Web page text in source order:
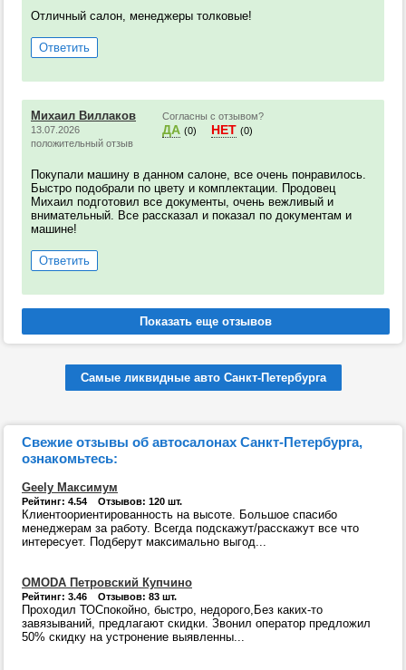
Отличный салон, менеджеры толковые!
Ответить
Михаил Виллаков
13.07.2026
положительный отзыв
Согласны с отзывом?
ДА (0) НЕТ (0)
Покупали машину в данном салоне, все очень понравилось.
Быстро подобрали по цвету и комплектации. Продовец
Михаил подготовил все документы, очень вежливый и
внимательный. Все рассказал и показал по документам и
машине!
Ответить
Самые ликвидные авто Санкт-Петербурга
Свежие отзывы об автосалонах Санкт-Петербурга,
ознакомьтесь:
Geely Максимум
Рейтинг: 4.54 Отзывов: 120 шт.
Клиентоориентированность на высоте. Большое спасибо
менеджерам за работу. Всегда подскажут/расскажут все что
интересует. Подберут максимально выгод...
OMODA Петровский Купчино
Рейтинг: 3.46 Отзывов: 83 шт.
Проходил ТОСпокойно, быстро, недорого,Без каких-то
завязываний, предлагают скидки. Звонил оператор предложил
50% скидку на устронение выявленны...